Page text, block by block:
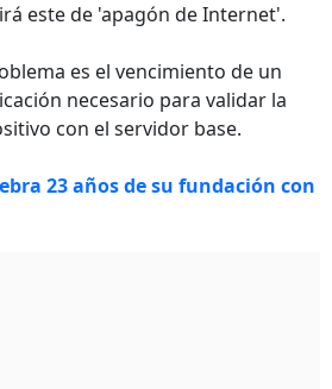
este de 'apagón de Internet'.
es el vencimiento de un
necesario para validar la
con el servidor base.
23 años de su fundación con